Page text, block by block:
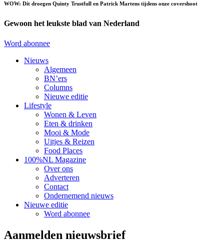
WOW: Dít droegen Quinty Trustfull en Patrick Martens tijdens onze covershoot
Gewoon het leukste blad van Nederland
Word abonnee
Nieuws
Algemeen
BN’ers
Columns
Nieuwe editie
Lifestyle
Wonen & Leven
Eten & drinken
Mooi & Mode
Uitjes & Reizen
Food Places
100%NL Magazine
Over ons
Adverteren
Contact
Ondernemend nieuws
Nieuwe editie
Word abonnee
Aanmelden nieuwsbrief